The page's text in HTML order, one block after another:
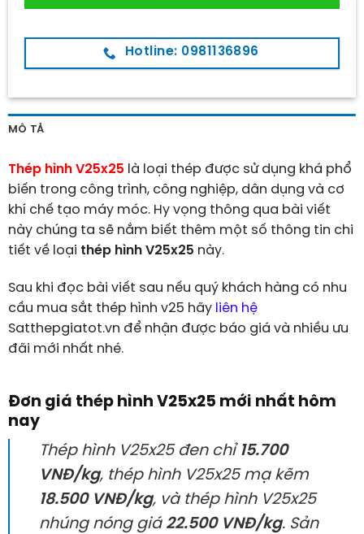
Hotline: 0981136896
MÔ TẢ
Thép hình V25x25 là loại thép được sử dụng khá phổ
biến trong công trình, công nghiệp, dân dụng và cơ
khí chế tạo máy móc. Hy vọng thông qua bài viết
này chúng ta sẽ nắm biết thêm một số thông tin chi
tiết về loại thép hình V25x25 này.
Sau khi đọc bài viết sau nếu quý khách hàng có nhu
cầu mua sắt thép hình v25 hãy liên hệ
Satthepgiatot.vn để nhận được báo giá và nhiều ưu
đãi mới nhất nhé.
Đơn giá thép hình V25x25 mới nhất hôm
nay
Thép hình V25x25 đen chỉ 15.700
VNĐ/kg, thép hình V25x25 mạ kẽm
18.500 VNĐ/kg, và thép hình V25x25
nhúng nóng giá 22.500 VNĐ/kg. Sản